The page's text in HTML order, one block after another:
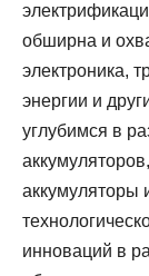
обширна и
электроника,
энергии и
углубимся в
аккумуляторы
инноваций в